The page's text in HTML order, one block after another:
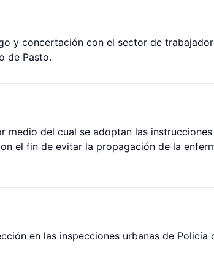
y concertación con el sector de
de Pasto.
del cual se adoptan las
el fin de evitar la propagación de la
en las inspecciones urbanas de Policía